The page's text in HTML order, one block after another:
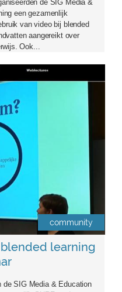
de SIG Media &
een gezamenlijk
van video bij blended
aangereikt over
Ook...
community
learning
de SIG Media & Education